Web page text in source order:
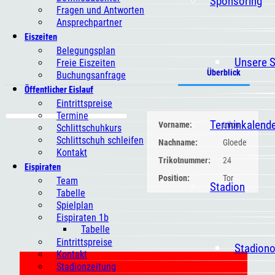
Unsere
Stadion
Fragen und Antworten
Ansprechpartner
Eiszeiten
Belegungsplan
Freie Eiszeiten
Buchungsanfrage
Öffentlicher Eislauf
Eintrittspreise
Termine
Schlittschuhkurs
Schlittschuh schleifen
Kontakt
Eispiraten
Team
Tabelle
Spielplan
Eispiraten 1b
Tabelle
Eintrittspreise
Kontakt
Stadionzeitung
Überblick
Vorname:
Lilou
Nachname:
Gloede
Trikotnummer:
24
Position:
Tor